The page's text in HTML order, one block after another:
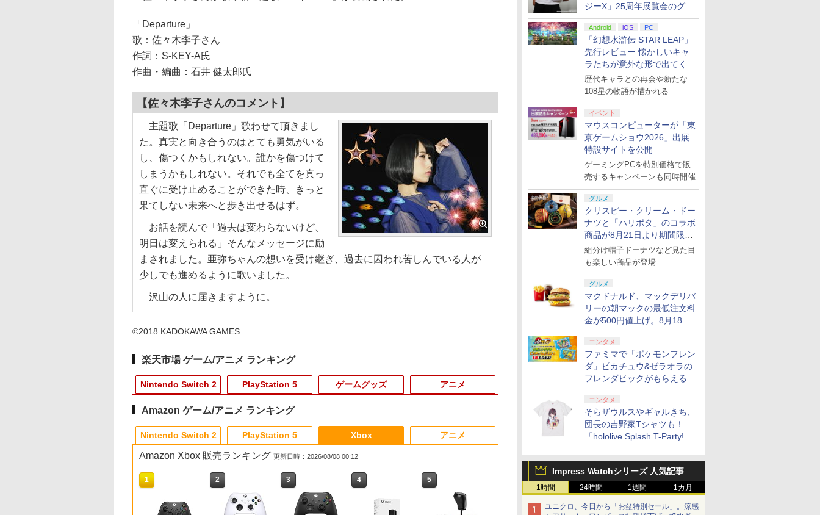
ジーX」25周年展覧会のグッ
ズ情報が公開
Android iOS PC
「幻想水滸伝 STAR LEAP」
先行レビュー 懐かしいキャ
ラたちが意外な形で出てくる
シリーズ完全新作！
歴代キャラとの再会や新たな
108星の物語が描かれる
イベント
マウスコンピューターが「東
京ゲームショウ2026」出展
特設サイトを公開
ゲーミングPCを特別価格で販
売するキャンペーンも同時開催
グルメ
クリスピー・クリーム・ドー
ナツと「ハリポタ」のコラボ
商品が8月21日より期間限定
で発売
組分け帽子ドーナツなど見た目
も楽しい商品が登場
グルメ
マクドナルド、マックデリバ
リーの朝マックの最低注文料
金が500円値上げ。8月18日
より1,500円から受付
エンタメ
ファミマで「ポケモンフレン
ダ」ピカチュウ&ゼラオラの
フレンダピックがもらえるキ
ャンペーン開催！
エンタメ
そらザウルスやギャルきち、
団長の吉野家Tシャツも！
「hololive Splash T-Party!」
＆オンライン販売開始
Impress Watchシリーズ 人気記事
1時間 24時間 1週間 1カ月
ユニクロ、今日から「お盆特別セール」。涼感
「Departure」
歌：佐々木李子さん
作詞：S-KEY-A氏
作曲・編曲：石井 健太郎氏
【佐々木李子さんのコメント】
主題歌「Departure」歌わせて頂きまし
た。真実と向き合うのはとても勇気がいる
し、傷つくかもしれない。誰かを傷つけて
しまうかもしれない。それでも全てを真っ
直ぐに受け止めることができた時、きっと
果てしない未来へと歩き出せるはず。
お話を読んで「過去は変わらないけど、
明日は変えられる」そんなメッセージに励
まされました。亜弥ちゃんの想いを受け継ぎ、過去に囚われ苦しんでいる人が
少しでも進めるように歌いました。
沢山の人に届きますように。
©2018 KADOKAWA GAMES
楽天市場 ゲーム/アニメ ランキング
Nintendo Switch 2
1
Switch2 保護フィルム
2
楽天1位 switch2 保護
3
【2,600件レビュー突 P20倍★薄くてじょう
5
任天堂 【Switch2】 PlayVital Switch 2 対 【お買い物マラソン期
8
【7週連続1位】inklink
PlayStation 5
1
【中古】ドラゴンズド
2
ソニー・インタラクテ
3
テイクツー・インタラ PlayStation5用カバー
5
【初回特典付き】 【特典】KINGDOM 【特典】アノマリス／
8
【特典】STRANGER
ゲームグッズ
1
ヘッドホンハンガー クラン
2
【即日出荷】Switch2用 スリ【8/4(火)20時〜全品ポイント
4
[Switch 2] ぽこ あ ポケモン ヘッドホンハンガー クラン
2
【即日出荷】Switch2用 スリ【8/4(火)20時〜全品ポイント
アニメ
1
劇場版「鬼滅の刃」無
2
劇場版モノノ怪 唐傘
3
「少女☆歌劇 レヴュー 劇場版モノノ怪 第二章
5
「少女☆歌劇 レヴュー 【楽天ブックス限定先 「少女☆歌劇 レヴュー
8
名探偵プリキュア！
Amazon ゲーム/アニメ ランキング
Nintendo Switch 2
1 2 3 4 5 7 8
PlayStation 5
1 2 3 4 5 7 8
Xbox
Amazon Xbox 販売ランキング 更新日時：2026/08/08 00:12
1 2 3 4 5 7 8
アニメ